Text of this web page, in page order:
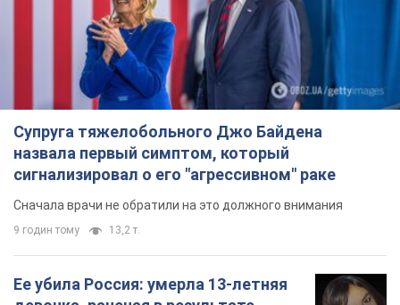
Супруга тяжелобольного Джо Байдена
назвала первый симптом, который
сигнализировал о его "агрессивном" раке
Сначала врачи не обратили на это должного внимания
9 годин тому 13,2 т.
Ее убила Россия: умерла 13-летняя